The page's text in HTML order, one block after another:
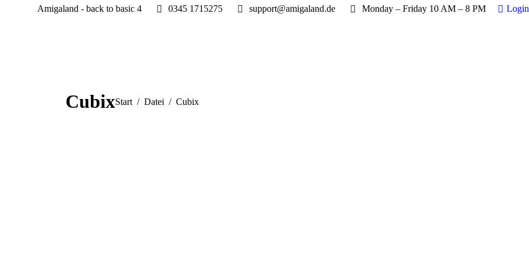
Amigaland - back to basic 4 0345 1715275 support@amigaland.de Monday – Friday 10 AM – 8 PM Login
CubixSie befinden sich hier:
Start Datei Cubix